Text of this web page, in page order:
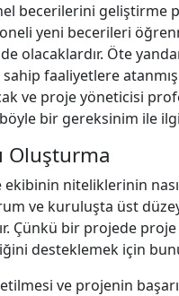
becerilerini geliştirme
yeni becerileri
olacaklardır. Öte
faaliyetlere
ve proje yöneticisi
bir gereksinim ile
Oluşturma
niteliklerinin
ve kuruluşta üst
Çünkü bir projede
desteklemek için
ve projenin